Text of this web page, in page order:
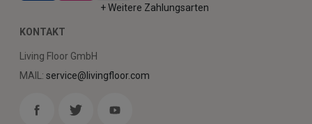
+ Weitere Zahlungsarten
KONTAKT
Living Floor GmbH
MAIL: service@livingfloor.com